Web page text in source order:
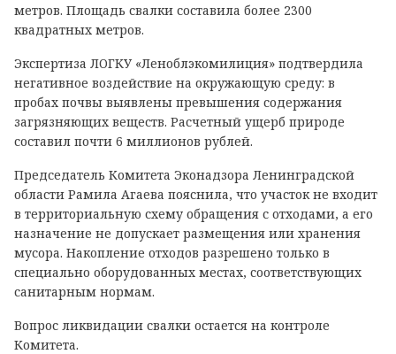
метров. Площадь свалки составила более 2300
квадратных метров.
Экспертиза ЛОГКУ «Леноблэкомилиция» подтвердила
негативное воздействие на окружающую среду: в
пробах почвы выявлены превышения содержания
загрязняющих веществ. Расчетный ущерб природе
составил почти 6 миллионов рублей.
Председатель Комитета Эконадзора Ленинградской
области Рамила Агаева пояснила, что участок не входит
в территориальную схему обращения с отходами, а его
назначение не допускает размещения или хранения
мусора. Накопление отходов разрешено только в
специально оборудованных местах, соответствующих
санитарным нормам.
Вопрос ликвидации свалки остается на контроле
Комитета.